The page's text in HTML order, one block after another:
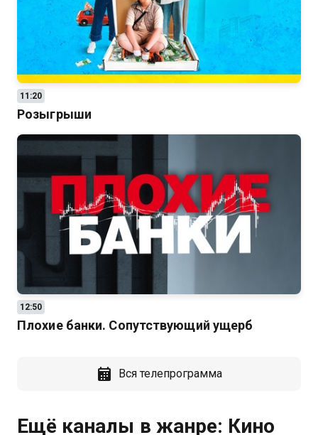
11:20
Розыгрыши
12:50
Плохие банки. Сопутствующий ущерб
Вся телепрограмма
Ещё каналы в жанре: Кино